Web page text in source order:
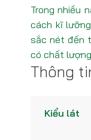
Trong nhiều
cách kĩ
sắc nét đến
có chất
Thông
Kiểu lát